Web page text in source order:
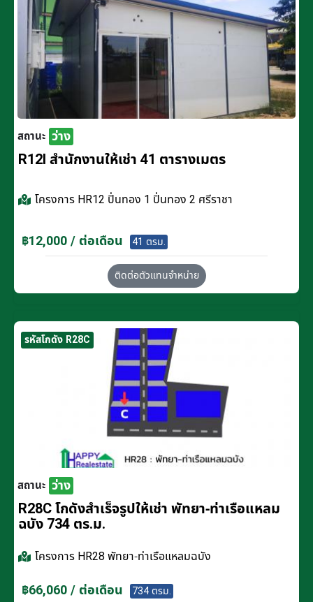
สถานะ ว่าง
R12I สำนักงานให้เช่า 41 ตารางเมตร
โครงการ HR12 ปิ่นทอง 1 ปิ่นทอง 2 ศรีราชา
฿12,000 / ต่อเดือน 41 ตรม.
ติดต่อตัวแทนจำหน่าย
รหัสโกดัง R28C
สถานะ ว่าง
R28C โกดังสำเร็จรูปให้เช่า พัทยา-ท่าเรือแหลม
ฉบัง 734 ตร.ม.
โครงการ HR28 พัทยา-ท่าเรือแหลมฉบัง
฿66,060 / ต่อเดือน 734 ตรม.